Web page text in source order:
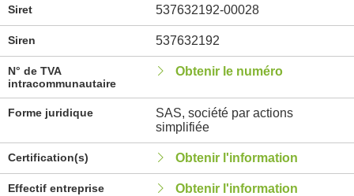
Siret 537632192-00028
Siren 537632192
N° de TVA
intracommunautaire
Obtenir le numéro
Forme juridique
SAS, société par actions
simplifiée
Certification(s) Obtenir l'information
Effectif entreprise Obtenir l'information